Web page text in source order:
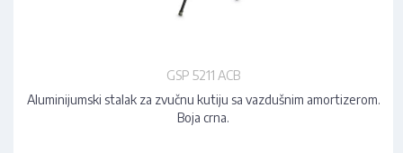
GSP 5211 ACB
Aluminijumski stalak za zvučnu kutiju sa vazdušnim amortizerom.
Boja crna.